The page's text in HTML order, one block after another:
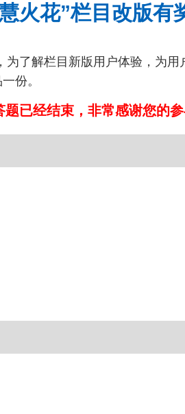
火花”栏目改版有
了解栏目新版用户体验，为
份。
题已经结束，非常感谢您的参